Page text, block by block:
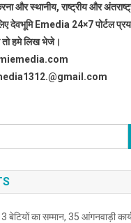
और स्थानीय, राष्ट्रीय और
देवभूमि Emedia 24×7 पोर्टल
हमे लिख भेजे।
बेटियों का सम्मान, 35 आंगनवाड़ी